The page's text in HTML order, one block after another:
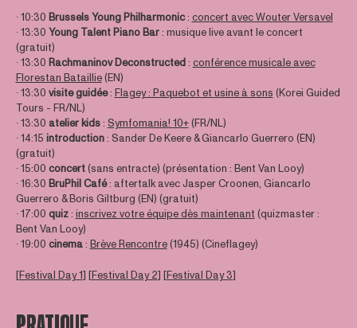
∙ 10:30 Brussels Young Philharmonic: concert avec Wouter Versavel
∙ 13:30 Young Talent Piano Bar: musique live avant le concert
(gratuit)
∙ 13:30 Rachmaninov Deconstructed: conférence musicale avec
Florestan Bataillie(EN)
∙ 13:30 visite guidée: Flagey : Paquebot et usine à sons (Korei Guided
Tours - FR/NL)
∙ 13:30 atelier kids: Symfomania! 10+(FR/NL)
∙ 14:15 introduction: Sander De Keere & Giancarlo Guerrero (EN)
(gratuit)
∙ 15:00 concert(sans entracte) (présentation : Bent Van Looy)
∙ 16:30 BruPhil Café: aftertalk avec Jasper Croonen, Giancarlo
Guerrero & Boris Giltburg (EN) (gratuit)
∙ 17:00 quiz: inscrivez votre équipe dès maintenant (quizmaster :
Bent Van Looy)
∙ 19:00 cinema: Brève Rencontre(1945) (Cineflagey)
[Festival Day 1] [Festival Day 2] [Festival Day 3]